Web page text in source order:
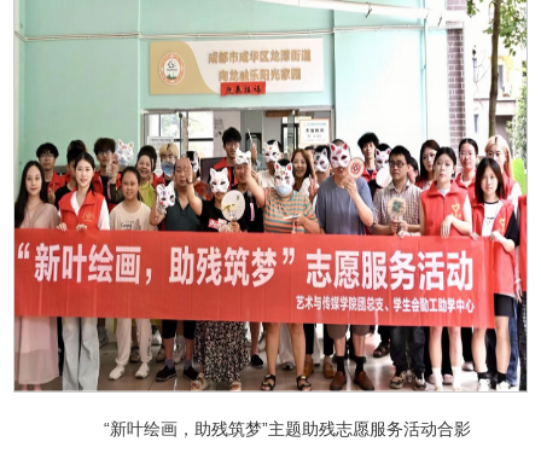
“新叶绘画，助残筑梦”主题助残志愿服务活动合影